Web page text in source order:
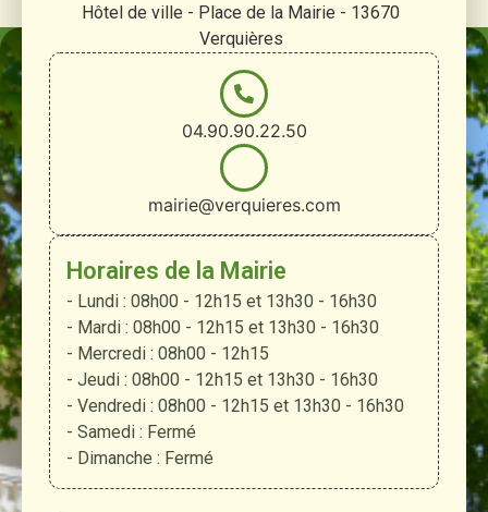
Hôtel de ville - Place de la Mairie - 13670
Verquières
04.90.90.22.50
mairie@verquieres.com
Horaires de la Mairie
- Lundi : 08h00 - 12h15 et 13h30 - 16h30
- Mardi : 08h00 - 12h15 et 13h30 - 16h30
- Mercredi : 08h00 - 12h15
- Jeudi : 08h00 - 12h15 et 13h30 - 16h30
- Vendredi : 08h00 - 12h15 et 13h30 - 16h30
- Samedi : Fermé
- Dimanche : Fermé